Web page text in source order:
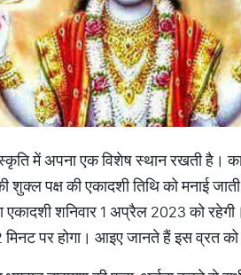
में अपना एक विशेष स्थान रखती है।
शुक्ल पक्ष की एकादशी तिथि को मनाई
एकादशी शनिवार 1 अप्रैल 2023 को
पर होगा। आइए जानते हैं इस व्रत